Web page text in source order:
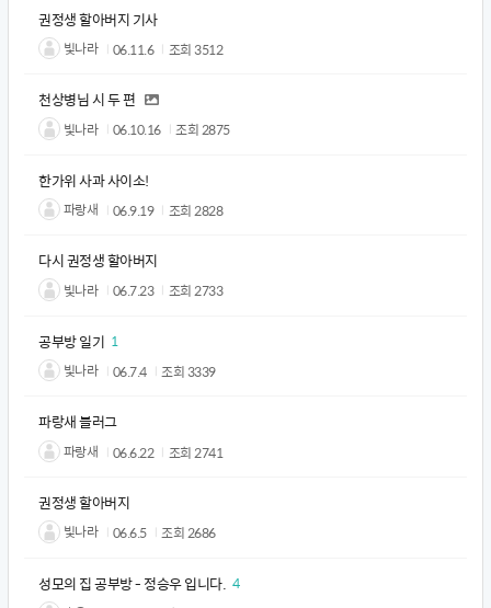
권정생 할아버지 기사
빛나라 06.11.6 조회3512
천상병님 시 두 편
빛나라 06.10.16 조회2875
한가위 사과 사이소!
파랑새 06.9.19 조회2828
다시 권정생 할아버지
빛나라 06.7.23 조회2733
공부방 일기 1
빛나라
06.7.4 조회3339
파랑새 블러그
파랑새 06.6.22 조회 2741
권정생 할아버지
빛나라 06.6.5 조회2686
성모의 집 공부방 - 정승우 입니다. 4